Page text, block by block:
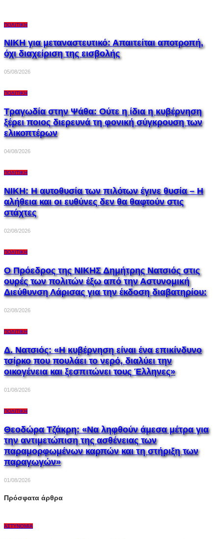
ΠΟΛΙΤΙΚΉ
ΝΙΚΗ για μεταναστευτικό: Απαιτείται αποτροπή,
όχι διαχείριση της εισβολής
05/08/2026
ΠΟΛΙΤΙΚΉ
Τραγωδία στην Ψάθα: Ούτε η ίδια η κυβέρνηση
ξέρει ποιος διερευνά τη φονική σύγκρουση των
ελικοπτέρων
04/08/2026
ΠΟΛΙΤΙΚΉ
ΝΙΚΗ: Η αυτοθυσία των πιλότων έγινε θυσία – Η
αλήθεια και οι ευθύνες δεν θα θαφτούν στις
στάχτες
02/08/2026
ΠΟΛΙΤΙΚΉ
Ο Πρόεδρος της ΝΙΚΗΣ Δημήτρης Νατσιός στις
ουρές των πολιτών έξω από την Αστυνομική
Διεύθυνση Λάρισας για την έκδοση διαβατηρίου:
02/08/2026
ΠΟΛΙΤΙΚΉ
Δ. Νατσιός: «Η κυβέρνηση είναι ένα επικίνδυνο
τσίρκο που πουλάει το νερό, διαλύει την
οικογένεια και ξεσπιτώνει τους Έλληνες»
01/08/2026
ΠΟΛΙΤΙΚΉ
Θεοδώρα Τζάκρη: «Να ληφθούν άμεσα μέτρα για
την αντιμετώπιση της ασθένειας των
παραμορφωμένων καρπών και τη στήριξη των
παραγωγών»
01/08/2026
Πρόσφατα άρθρα
ΑΣΤΥΝΟΜΊΑ